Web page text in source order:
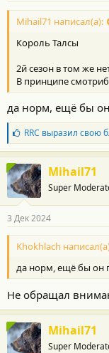
Mihail71 написал(а):
Король Талсы
2й сезон в том же
В принципе
да норм, ещё бы
Б
л
а
г
о
д
а
н
о
с
и
:
RRC выразил свою
Mihail71
Super
3 Дек 2024
Khokhlach
да норм, ещё бы он
Не обращал
Mihail71
Super